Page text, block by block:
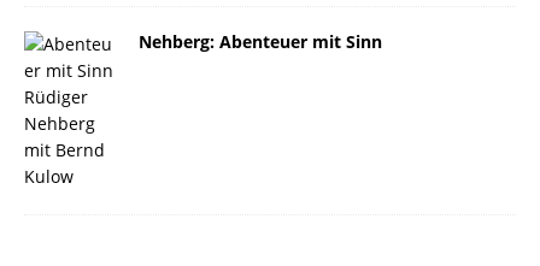
Nehberg: Abenteuer mit Sinn